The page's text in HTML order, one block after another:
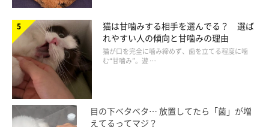
猫は甘噛みする相手を選んでる？ 選ば
れやすい人の傾向と甘噛みの理由
猫が口を完全に噛み締めず、歯を立てる程度に噛
む“甘噛み”。遊 …
目の下ベタベタ… 放置してたら「菌」が増
えてるってマジ？